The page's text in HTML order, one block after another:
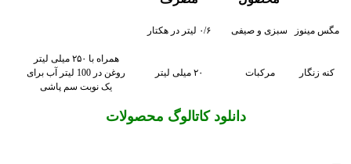
مگس مینوز سبزی و صیفی ۰/۶ لیتر در هکتار
کنه زنگار مرکبات ۲۰ میلی لیتر
همراه با ۲۵۰ میلی لیتر
روغن در 100 لیتر آب برای
یک نوبت سم پاشی
دانلود کاتالوگ محصولات